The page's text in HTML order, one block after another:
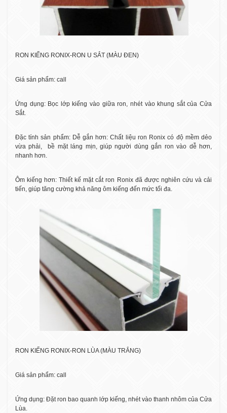
RON KIẾNG RONIX-RON U SẮT (MÀU ĐEN)
Giá sản phẩm: call
Ứng dụng: Bọc lớp kiếng vào giữa ron, nhét vào khung sắt của Cửa
Sắt.
Đặc tính sản phẩm: Dễ gắn hơn: Chất liệu ron Ronix có độ mềm dẻo
vừa phải,
bề mặt láng mịn, giúp người dùng gắn ron vào dễ hơn,
nhanh hơn.
Ôm kiếng hơn: Thiết kế mặt cắt ron Ronix đã được nghiên cứu và cải
tiến, giúp tăng cường khả năng ôm kiếng đến mức tối đa.
RON KIẾNG RONIX-RON LÙA (MÀU TRẮNG)
Giá sản phẩm: call
Ứng dụng: Đặt ron bao quanh lớp kiếng, nhét vào thanh nhôm của Cửa
Lùa.